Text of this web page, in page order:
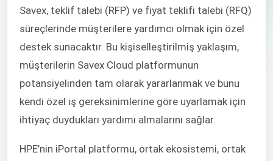
Savex, teklif talebi (RFP) ve fiyat teklifi talebi (RFQ)
süreçlerinde müşterilere yardımcı olmak için özel
destek sunacaktır. Bu kişiselleştirilmiş yaklaşım,
müşterilerin Savex Cloud platformunun
potansiyelinden tam olarak yararlanmak ve bunu
kendi özel iş gereksinimlerine göre uyarlamak için
ihtiyaç duydukları yardımı almalarını sağlar.
HPE’nin iPortal platformu, ortak ekosistemi, ortak